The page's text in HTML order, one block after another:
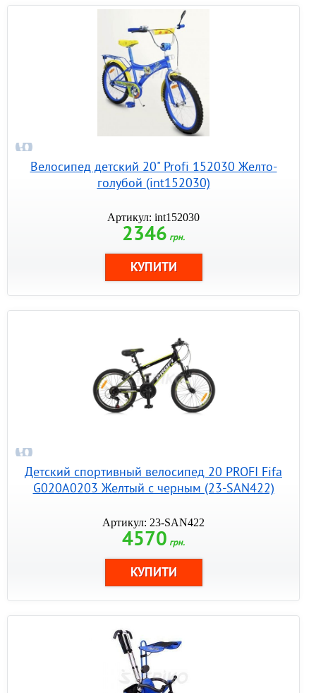
Велосипед детский 20" Profi 152030 Желто-
голубой (int152030)
Артикул: int152030
2346 грн.
Детский спортивный велосипед 20 PROFI Fifa
G020A0203 Желтый с черным (23-SAN422)
Артикул: 23-SAN422
4570 грн.